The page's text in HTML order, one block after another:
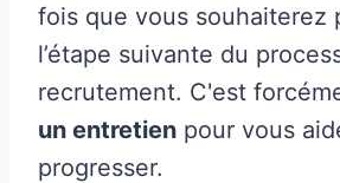
fois que vous souhaiterez
l’étape suivante du
recrutement. C'est
un entretien pour vous
progresser.